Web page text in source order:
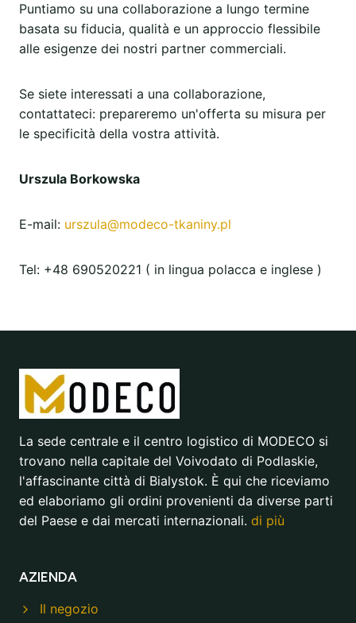
Puntiamo su una collaborazione a lungo termine
basata su fiducia, qualità e un approccio flessibile
alle esigenze dei nostri partner commerciali.
Se siete interessati a una collaborazione,
contattateci: prepareremo un'offerta su misura per
le specificità della vostra attività.
Urszula Borkowska
E-mail: urszula@modeco-tkaniny.pl
Tel: +48 690520221 ( in lingua polacca e inglese )
La sede centrale e il centro logistico di MODECO si
trovano nella capitale del Voivodato di Podlaskie,
l'affascinante città di Bialystok. È qui che riceviamo
ed elaboriamo gli ordini provenienti da diverse parti
del Paese e dai mercati internazionali. di più
AZIENDA
Il negozio